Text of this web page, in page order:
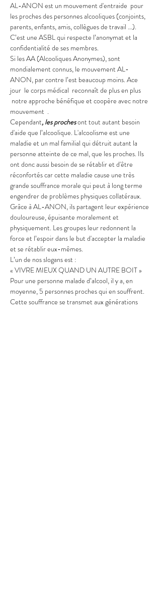
AL-ANON est un mouvement d'entraide  pour
les proches des personnes alcooliques (conjoints,
parents, enfants, amis, collègues de travail …).
C’est une ASBL qui respecte l’anonymat et la
confidentialité de ses membres.
Si les AA (Alcooliques Anonymes), sont
mondialement connus, le mouvement AL-
ANON, par contre l’est beaucoup moins. Ace
jour  le corps médical  reconnaît de plus en plus
notre approche bénéfique et coopère avec notre
mouvement  .
Cependant, lesproches ont tout autant besoin
d'aide que l’alcoolique. L'alcoolisme est une
maladie et un mal familial qui détruit autant la
personne atteinte de ce mal, que les proches. Ils
ont donc aussi besoin de se rétablir et d'être
réconfortés car cette maladie cause une très
grande souffrance morale qui peut à long terme
engendrer de problèmes physiques collatéraux.
Grâce à AL-ANON, ils partagent leur expérience
douloureuse, épuisante moralement et
physiquement. Les groupes leur redonnent la
force et l’espoir dans le but d'accepter la maladie
et se rétablir eux-mêmes.
L’un de nos slogans est :
« VIVRE MIEUX QUAND UN AUTRE BOIT »
Pour une personne malade d’alcool, il y a, en
moyenne, 5 personnes proches qui en souffrent.
Cette souffrance se transmet aux générations